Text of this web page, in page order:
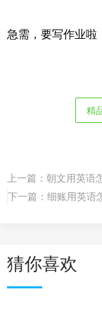
急需，要写作业啦
精
上一篇： 朝文用英语
下一篇： 细账用英语
猜你喜欢